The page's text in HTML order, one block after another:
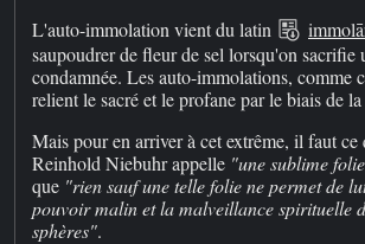
L'auto-immolation vient du latin
saupoudrer de fleur de sel lorsqu'on sacrifie
condamnée. Les auto-immolations, comme
relient le sacré et le profane par le biais de
Mais pour en arriver à cet extrême, il faut ce
Reinhold Niebuhr appelle "une sublime
que "rien sauf une telle folie ne permet de
pouvoir malin et la malveillance spirituelle
sphères".